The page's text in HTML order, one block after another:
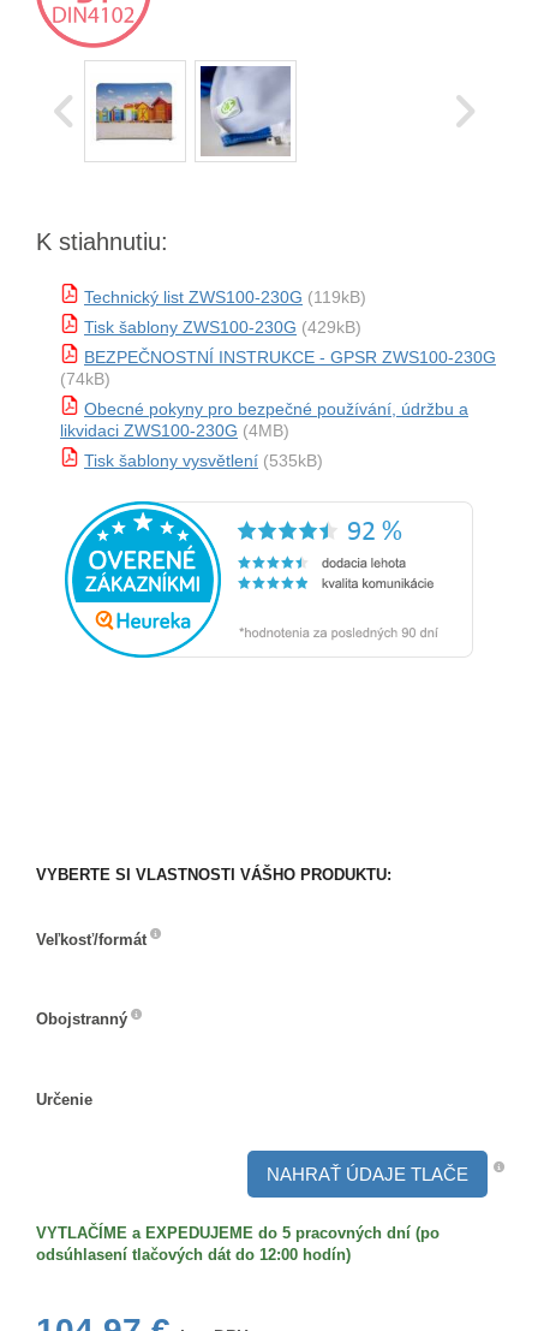
K stiahnutiu:
Technický list ZWS100-230G (119kB)
Tisk šablony ZWS100-230G (429kB)
BEZPEČNOSTNÍ INSTRUKCE - GPSR ZWS100-230G
(74kB)
Obecné pokyny pro bezpečné používání, údržbu a
likvidaci ZWS100-230G (4MB)
Tisk šablony vysvětlení (535kB)
VYBERTE SI VLASTNOSTI VÁŠHO PRODUKTU:
Veľkosť/formát
Obojstranný
Určenie
NAHRAŤ ÚDAJE TLAČE
VYTLAČÍME a EXPEDUJEME do 5 pracovných dní (po
odsúhlasení tlačových dát do 12:00 hodín)